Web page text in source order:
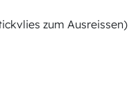
zum Ausreissen)